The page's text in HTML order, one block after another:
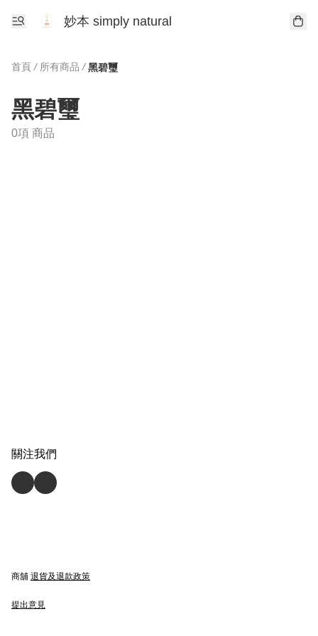
妙本 simply natural
首頁 / 所有商品 / 黑碧璽
黑碧璽
0項 商品
關注我們
商舖 退貨及退款政策
提出意見